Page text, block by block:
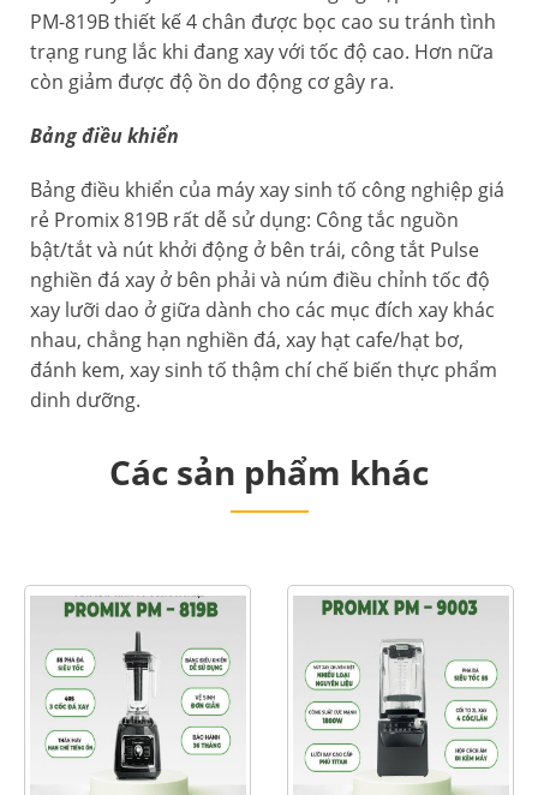
PM-819B thiết kế 4 chân được bọc cao su tránh tình
trạng rung lắc khi đang xay với tốc độ cao. Hơn nữa
còn giảm được độ ồn do động cơ gây ra.
Bảng điều khiển
Bảng điều khiển của máy xay sinh tố công nghiệp giá
rẻ Promix 819B rất dễ sử dụng: Công tắc nguồn
bật/tắt và nút khởi động ở bên trái, công tắt Pulse
nghiền đá xay ở bên phải và núm điều chỉnh tốc độ
xay lưỡi dao ở giữa dành cho các mục đích xay khác
nhau, chẳng hạn nghiền đá, xay hạt cafe/hạt bơ,
đánh kem, xay sinh tố thậm chí chế biến thực phẩm
dinh dưỡng.
Các sản phẩm khác